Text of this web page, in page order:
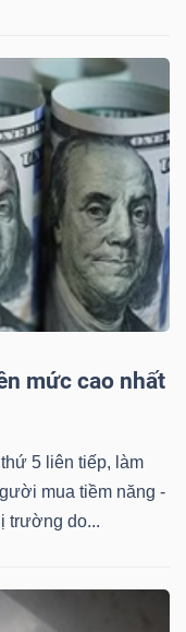
mức cao nhất
5 liên tiếp, làm
mua tiềm năng -
trường do...